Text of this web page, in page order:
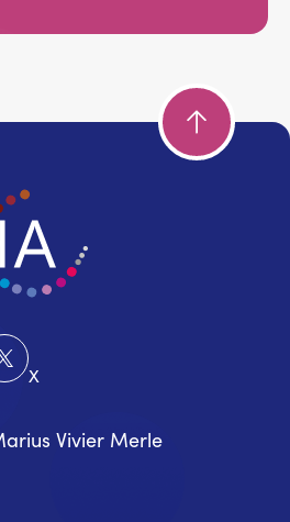
X
Vivier Merle